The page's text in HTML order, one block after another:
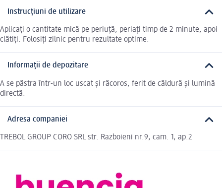
Instrucțiuni de utilizare
Aplicați o cantitate mică pe periuță, periați timp de 2 minute, apoi
clătiți. Folosiți zilnic pentru rezultate optime.
Informații de depozitare
A se păstra într-un loc uscat și răcoros, ferit de căldură și lumină
directă.
Adresa companiei
TREBOL GROUP CORO SRL str. Razboieni nr.9, cam. 1, ap.2